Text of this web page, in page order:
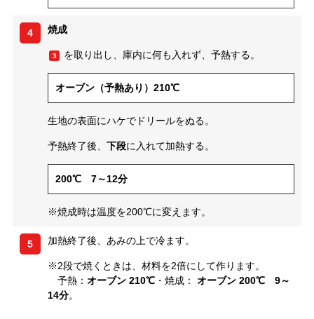
4 焼成
3 を取り出し、庫内に何も入れず、予熱する。
オーブン（予熱あり）210℃
生地の表面にハケでドリールをぬる。
予熱終了後、 下段に入れて加熱する。
200℃ 7～12分
※焼成時は温度を200℃に変えます。
5 加熱終了後、あみの上で冷ます。
※2段で焼くときは、材料を2倍にして作ります。
予熱： オーブン 210℃ ・焼成： オーブン 200℃ 9～
14分。